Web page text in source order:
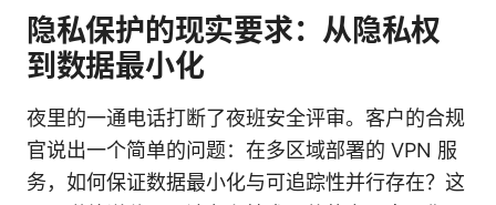
隐私保护的现实要求：从隐私权
到数据最小化
夜里的一通电话打断了夜班安全评审。客户的合规
官说出一个简单的问题：在多区域部署的 VPN 服
务，如何保证数据最小化与可追踪性并行存在？这